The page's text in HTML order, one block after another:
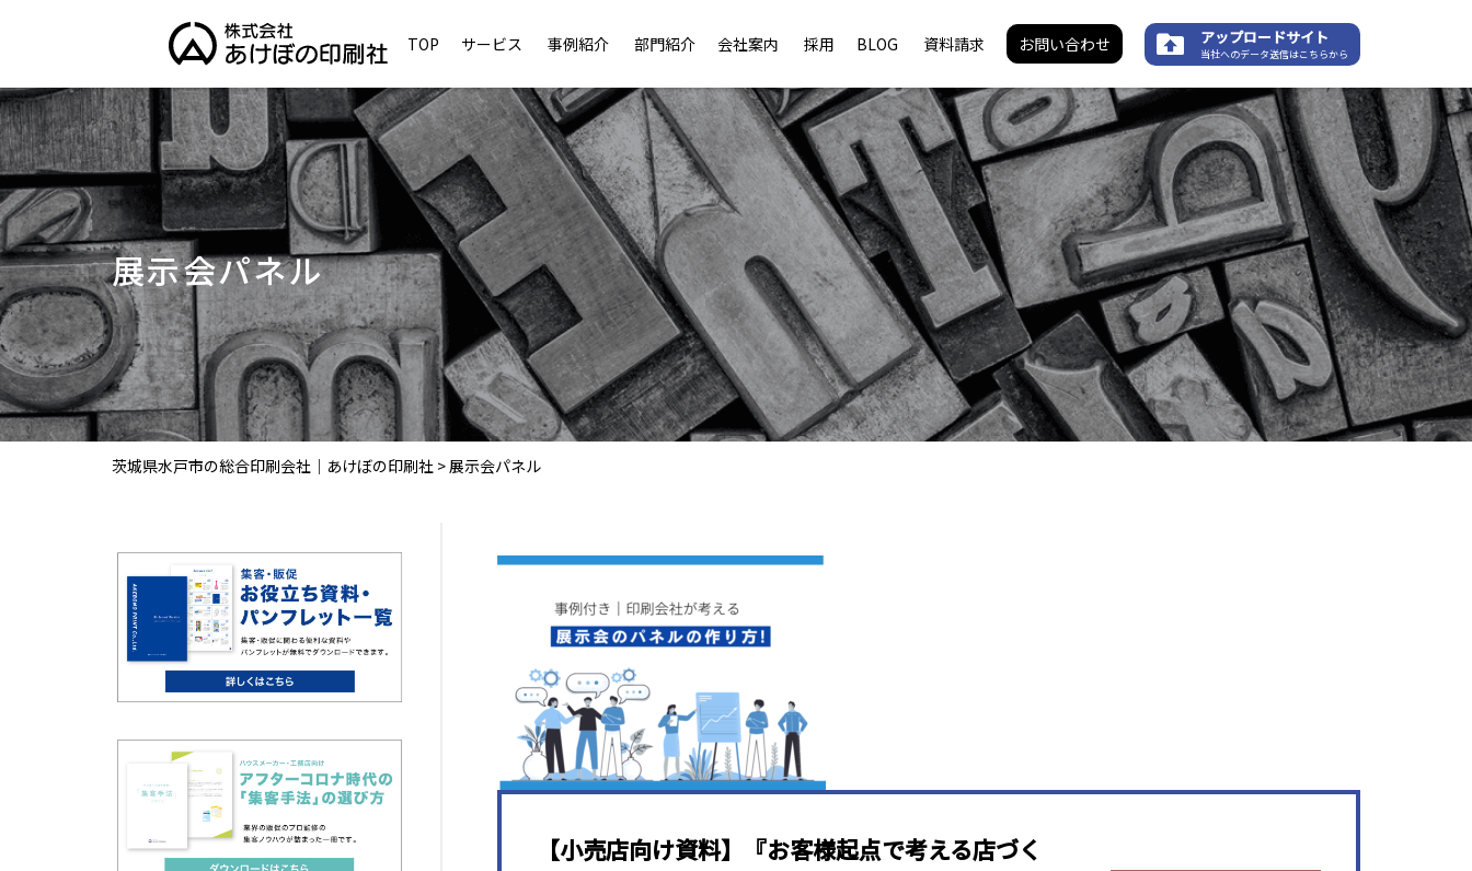
TOP サービス 事例紹介 部門紹介 会社案内 採用 BLOG 資料請求 お問い合わせ アップロードサイト
当社へのデータ送信はこちらから
展示会パネル
茨城県水戸市の総合印刷会社｜あけぼの印刷社 >展示会パネル
【小売店向け資料】『お客様起点で考える店づく